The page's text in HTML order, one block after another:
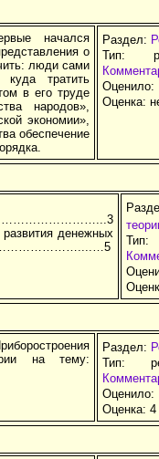
начался
о
люди сами
тратить
в его труде
народов»,
экономии»,
обеспечение
Раздел:
Тип:
Оценка:
денежных
на тему:
Раздел:
Тип:
Оценка: 4